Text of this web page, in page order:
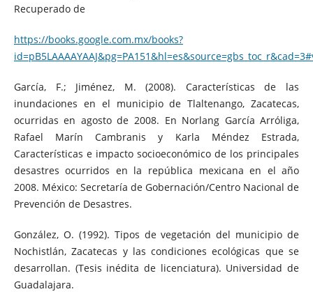
Recuperado de
https://books.google.com.mx/books?
García, F.; Jiménez, M. (2008). Características de las
inundaciones en el municipio de Tlaltenango, Zacatecas,
ocurridas en agosto de 2008. En Norlang García Arróliga,
Rafael Marín Cambranis y Karla Méndez Estrada,
Características e impacto socioeconómico de los principales
desastres ocurridos en la república mexicana en el año
2008. México: Secretaría de Gobernación/Centro Nacional de
Prevención de Desastres.
González, O. (1992). Tipos de vegetación del municipio de
Nochistlán, Zacatecas y las condiciones ecológicas que se
desarrollan. (Tesis inédita de licenciatura). Universidad de
Guadalajara.